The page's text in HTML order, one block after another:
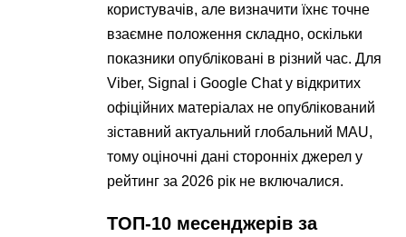
користувачів, але визначити їхнє точне
взаємне положення складно, оскільки
показники опубліковані в різний час. Для
Viber, Signal і Google Chat у відкритих
офіційних матеріалах не опублікований
зіставний актуальний глобальний MAU,
тому оціночні дані сторонніх джерел у
рейтинг за 2026 рік не включалися.
ТОП-10 месенджерів за